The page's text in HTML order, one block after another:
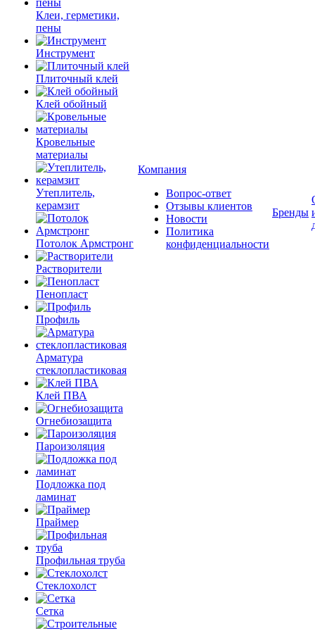
Клеи, герметики,
пены
Инструмент
Плиточный клей
Клей обойный
Кровельные
материалы
Утеплитель,
керамзит
Потолок Армстронг
Растворители
Пенопласт
Профиль
Арматура
стеклопластиковая
Клей ПВА
Огнебиозащита
Пароизоляция
Подложка под
ламинат
Праймер
Профильная труба
Стеклохолст
Сетка
Компания
Вопрос-ответ
Отзывы клиентов
Новости
Политика
конфиденциальности
Бренды